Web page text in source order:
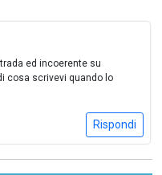
ed incoerente su
cosa scrivevi quando lo
Rispondi